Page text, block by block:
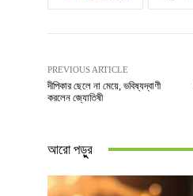
PREVIOUS ARTICLE
দীপিকার ছেলে না মেয়ে, ভবিষ্যদ্বাণী
করলেন জ্যোতিষী
আরো পড়ুুর